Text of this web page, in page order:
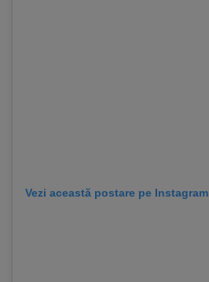
Vezi această postare pe Instagram